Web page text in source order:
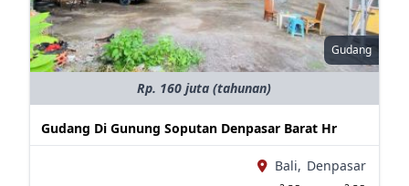
Gudang
Rp. 160 juta (tahunan)
Gudang Di Gunung Soputan Denpasar Barat Hr
Bali, Denpasar